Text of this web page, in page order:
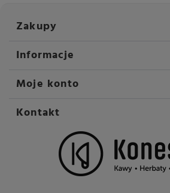
Zakupy
Informacje
Moje konto
Kontakt